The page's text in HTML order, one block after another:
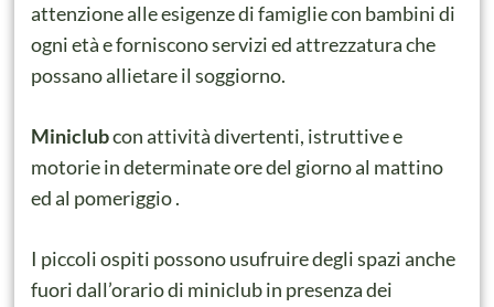
attenzione alle esigenze di famiglie con bambini di
ogni età e forniscono servizi ed attrezzatura che
possano allietare il soggiorno.
Miniclubcon attività divertenti, istruttive e
motorie in determinate ore del giorno al mattino
ed al pomeriggio .
I piccoli ospiti possono usufruire degli spazi anche
fuori dall’orario di miniclub in presenza dei